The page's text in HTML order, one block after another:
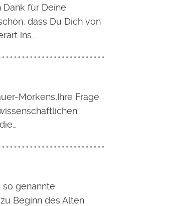
für Deine
dass Du Dich von
ins…
Mörkens,Ihre Frage
genannte
Beginn des Alten